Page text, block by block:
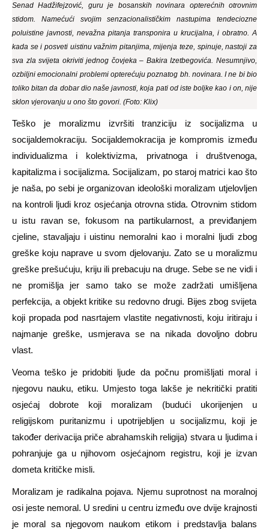
Senad Hadžifejzović, guru je bosanskih novinara opterećnih otrovnim
stidom. Namećući svojim senzacionalističkim nastupima tendeciozne
poluistine javnosti, nevažna pitanja transponira u krucijalna, i obratno. A
kada se i posveti uistinu važnim pitanjima, mijenja teze, spinuje, nastoji za
sva zla svijeta okriviti jednog čovjeka – Bakira Izetbegovića. Nesumnjivo,
ozbiljni emocionalni problemi opterećuju poznatog bh. novinara. I ne bi bio
toliko bitan da dobar dio naše javnosti, koja pati od iste boljke kao i on, nije
sklon vjerovanju u ono što govori. (Foto: Klix)
Teško je moralizmu izvršiti tranziciju iz socijalizma u
socijaldemokraciju. Socijaldemokracija je kompromis između
individualizma i kolektivizma, privatnoga i društvenoga,
kapitalizma i socijalizma. Socijalizam, po staroj matrici kao što
je naša, po sebi je organizovan ideološki moralizam utjelovljen
na kontroli ljudi kroz osjećanja otrovna stida. Otrovnim stidom
u istu ravan se, fokusom na partikularnost, a previđanjem
cjeline, stavaljaju i uistinu nemoralni kao i moralni ljudi zbog
greške koju naprave u svom djelovanju. Zato se u moralizmu
greške prešućuju, kriju ili prebacuju na druge. Sebe se ne vidi i
ne promišlja jer samo tako se može zadržati umišljena
perfekcija, a objekt kritike su redovno drugi. Bijes zbog svijeta
koji propada pod nasrtajem vlastite negativnosti, koju iritiraju i
najmanje greške, usmjerava se na nikada dovoljno dobru
vlast.
Veoma teško je pridobiti ljude da počnu promišljati moral i
njegovu nauku, etiku. Umjesto toga lakše je nekritički pratiti
osjećaj dobrote koji moralizam (budući ukorijenjen u
religijskom puritanizmu i upotrijebljen u socijalizmu, koji je
također derivacija priče abrahamskih religija) stvara u ljudima i
pohranjuje ga u njihovom osjećajnom registru, koji je izvan
dometa kritičke misli.
Moralizam je radikalna pojava. Njemu suprotnost na moralnoj
osi jeste nemoral. U sredini u centru između ove dvije krajnosti
je moral sa njegovom naukom etikom i predstavlja balans